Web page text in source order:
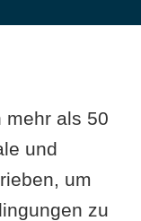
mehr als 50
und
um
zu